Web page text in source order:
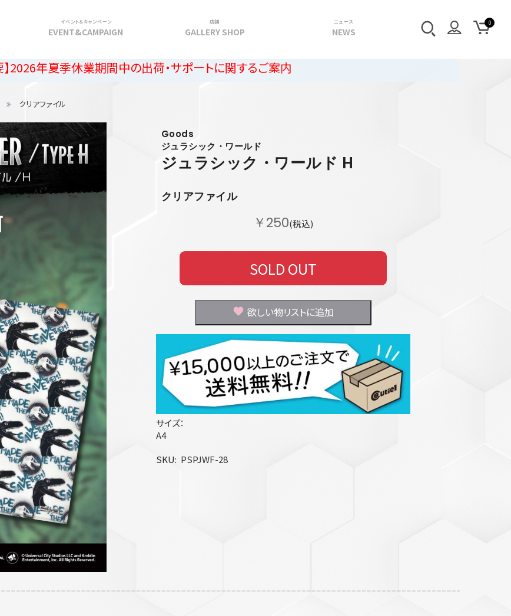
イベント＆キャンペーン
EVENT&CAMPAIGN
店舗
GALLERY SHOP
ニュース
NEWS
休業期間中の出荷・サポートに関するご案内
クリアファイル
Goods
ジュラシック・ワールド
ジュラシック・ワールド H
クリアファイル
￥250(税込)
SOLD OUT
欲しい物リストに追加
サイズ：
A4
SKU
PSPJWF-28